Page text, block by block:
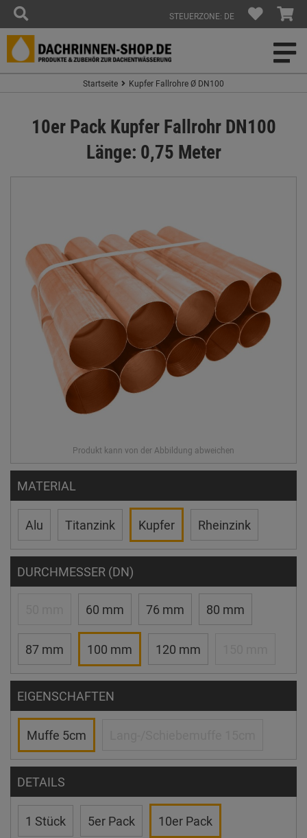
STEUERZONE: DE
Startseite Kupfer Fallrohre Ø DN100
10er Pack Kupfer Fallrohr DN100
Länge: 0,75 Meter
MATERIAL
Alu Titanzink Kupfer Rheinzink
DURCHMESSER (DN)
60 mm 76 mm 80 mm
87 mm 100 mm 120 mm
EIGENSCHAFTEN
Muffe 5cm
DETAILS
1 Stück 5er Pack 10er Pack